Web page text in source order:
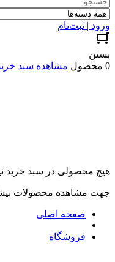
ورود | ثبت‌نام
بستن
0 محصول
مشاهده سبد
هیچ محصولی در سبد خرید
جهت مشاهده محصولات
صفحه اصلی
فروشگاه